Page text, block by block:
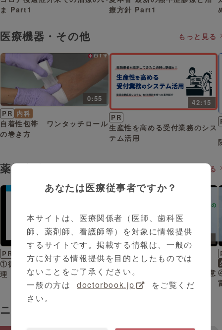
ま Part1
療方針 Part1
医療機器・その他 もっと見る
0:55
PR 内科
自着性包帯 ワンタッチロール
の巻き方
42:15
PR
生産性を高める受付業務のシス
テム活用
薬物療法 もっと見る
10:45
PR
循環器系疾患
①循環器対策基本法での尿酸管
理（株式会社富士薬品）
PR
循環器系疾患
久留 一郎 先生
⑤血清尿酸値5.0mg/dL台の意
義（株式会社富士薬品）
ニュース（DIweb）
あなたは医療従事者ですか？
本サイトは、医療関係者（医師、歯科医
師、薬剤師、看護師等）を対象に情報提供
するサイトです。掲載する情報は、一般の
方に対する情報提供を目的としたものでは
ないことをご了承ください。
一般の方は
doctorbook.jp
をご覧くだ
さい。